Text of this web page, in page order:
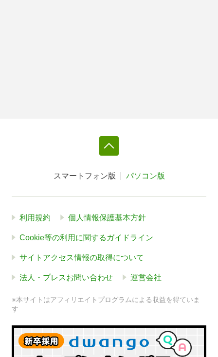
スマートフォン版 パソコン版
利用規約 個人情報保護基本方針
Cookie等の利用に関するガイドライン
サイトアクセス情報の取得について
法人・プレスお問い合わせ 運営会社
※本サイトはアフィリエイトプログラムによる収益を得ていま
す